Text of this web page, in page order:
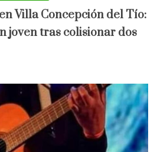
Villa Concepción del Tío:
joven tras colisionar dos